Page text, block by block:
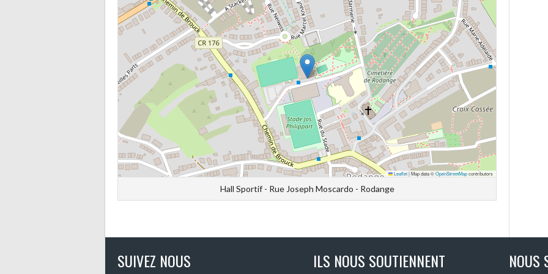
Leaflet|Map data ©OpenStreetMapcontributors
Hall Sportif - Rue Joseph Moscardo - Rodange
SUIVEZ NOUS ILS NOUS SOUTIENNENT NOUS